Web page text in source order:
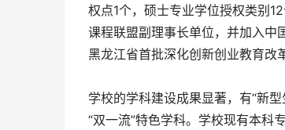
权点1个，硕士专业学位授权类别
课程联盟副理事长单位，并加入中
黑龙江省首批深化创新创业教育改
学校的学科建设成果显著，有“新
“双一流”特色学科。学校现有本